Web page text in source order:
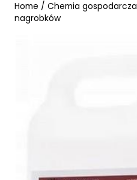
Home / Chemia gospodarcza
nagrobków